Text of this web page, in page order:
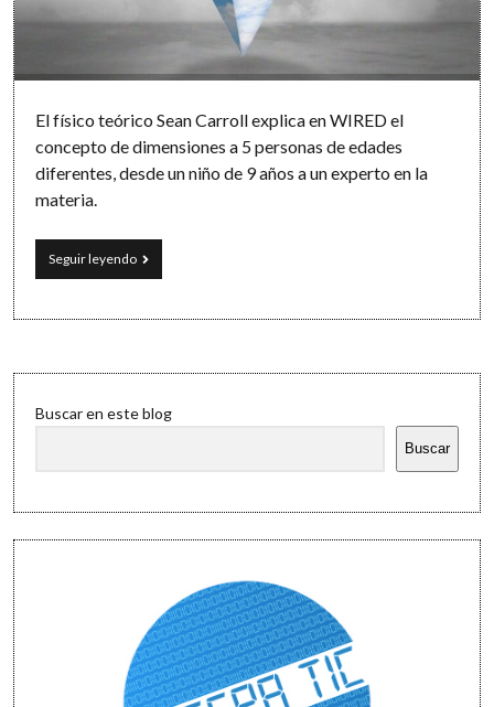
Software
El físico teórico Sean Carroll explica en WIRED el
concepto de dimensiones a 5 personas de edades
diferentes, desde un niño de 9 años a un experto en la
materia.
Seguir leyendoCómo
explicar
dimensiones
niveles
dificultad
Sidebar
Buscar en este blog
Buscar